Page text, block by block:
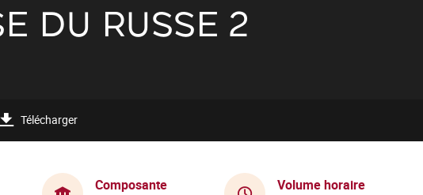
DU RUSSE 2
Télécharger
Composante Volume horaire